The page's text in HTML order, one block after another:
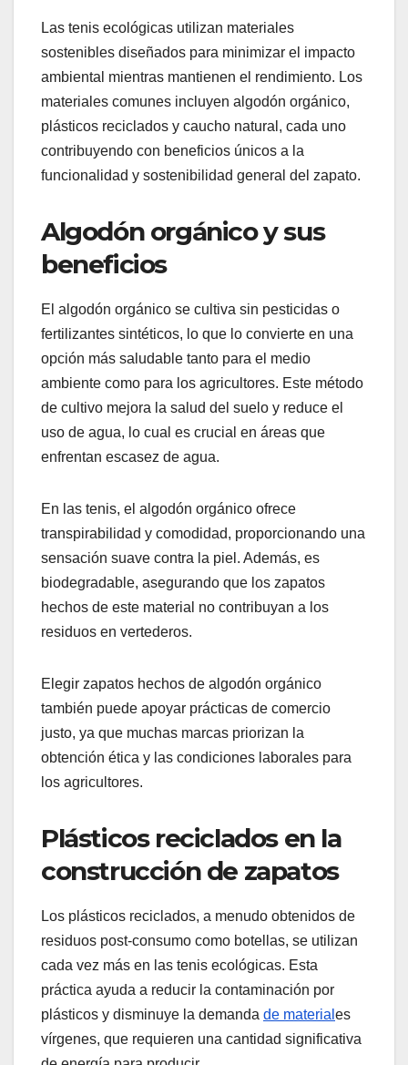
Las tenis ecológicas utilizan materiales
sostenibles diseñados para minimizar el impacto
ambiental mientras mantienen el rendimiento. Los
materiales comunes incluyen algodón orgánico,
plásticos reciclados y caucho natural, cada uno
contribuyendo con beneficios únicos a la
funcionalidad y sostenibilidad general del zapato.
Algodón orgánico y sus
beneficios
El algodón orgánico se cultiva sin pesticidas o
fertilizantes sintéticos, lo que lo convierte en una
opción más saludable tanto para el medio
ambiente como para los agricultores. Este método
de cultivo mejora la salud del suelo y reduce el
uso de agua, lo cual es crucial en áreas que
enfrentan escasez de agua.
En las tenis, el algodón orgánico ofrece
transpirabilidad y comodidad, proporcionando una
sensación suave contra la piel. Además, es
biodegradable, asegurando que los zapatos
hechos de este material no contribuyan a los
residuos en vertederos.
Elegir zapatos hechos de algodón orgánico
también puede apoyar prácticas de comercio
justo, ya que muchas marcas priorizan la
obtención ética y las condiciones laborales para
los agricultores.
Plásticos reciclados en la
construcción de zapatos
Los plásticos reciclados, a menudo obtenidos de
residuos post-consumo como botellas, se utilizan
cada vez más en las tenis ecológicas. Esta
práctica ayuda a reducir la contaminación por
plásticos y disminuye la demanda de material es
vírgenes, que requieren una cantidad significativa